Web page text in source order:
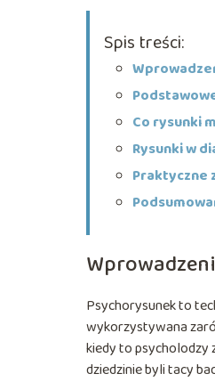
Spis treści:
Co rysunki
Rysunki w
Praktyczne
Psychorysunek to
wykorzystywana
kiedy to psycholodzy
dziedzinie byli tacy